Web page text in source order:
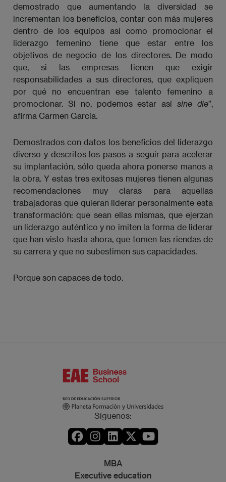
demostrado que aumentando la diversidad se
incrementan los beneficios, contar con más mujeres
dentro de los equipos así como promocionar el
liderazgo femenino tiene que estar entre los
objetivos de negocio de los directores. De modo
que, si las empresas tienen que exigir
responsabilidades a sus directores, que expliquen
por qué no encuentran ese talento femenino a
promocionar. Si no, podemos estar asísine die”,
afirma Carmen García.
Demostrados con datos los beneficios del liderazgo
diverso y descritos los pasos a seguir para acelerar
su implantación, sólo queda ahora ponerse manos a
la obra. Y estas tres exitosas mujeres tienen algunas
recomendaciones muy claras para aquellas
trabajadoras que quieran liderar personalmente esta
transformación: que sean ellas mismas, que ejerzan
un liderazgo auténtico y no imiten la forma de liderar
que han visto hasta ahora, que tomen las riendas de
su carrera y que no subestimen sus capacidades.
Porque son capaces de todo.
Síguenos:
MBA
Executive education